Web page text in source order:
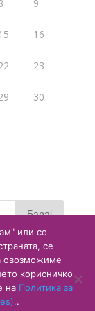
9
16
23
30
или со
се
овозможиме
корисничко
на Политика за
.